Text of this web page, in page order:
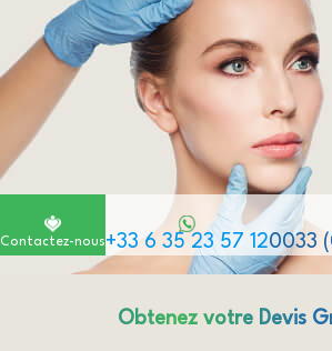
Contactez-nous+33 6 35 23 57 120033
Obtenez votre Devis